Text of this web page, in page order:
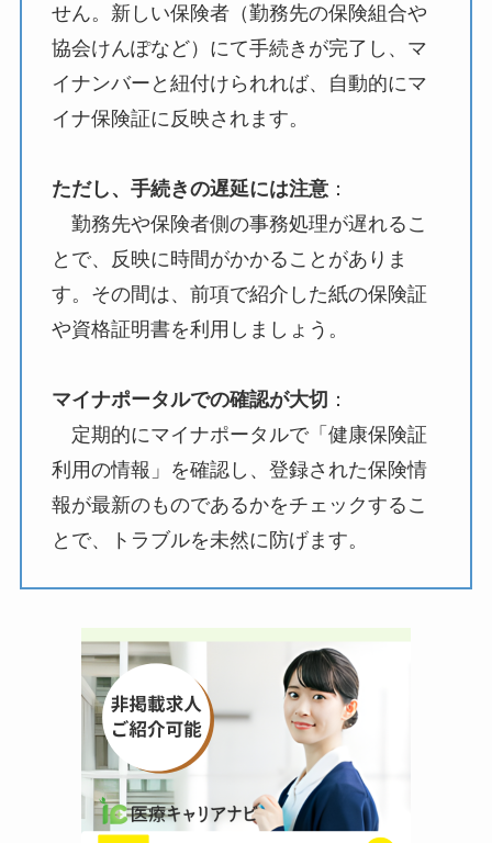
せん。新しい保険者（勤務先の保険組合や
協会けんぽなど）にて手続きが完了し、マ
イナンバーと紐付けられれば、自動的にマ
イナ保険証に反映されます。
ただし、手続きの遅延には注意：
勤務先や保険者側の事務処理が遅れるこ
とで、反映に時間がかかることがありま
す。その間は、前項で紹介した紙の保険証
や資格証明書を利用しましょう。
マイナポータルでの確認が大切 ：
定期的にマイナポータルで「健康保険証
利用の情報」を確認し、登録された保険情
報が最新のものであるかをチェックするこ
とで、トラブルを未然に防げます。